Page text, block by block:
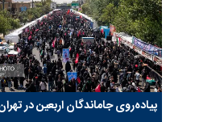
پیاده‌روی جاماندگان اربعین در